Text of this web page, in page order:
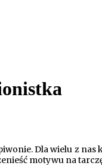
Dla wielu z nas
motywu na